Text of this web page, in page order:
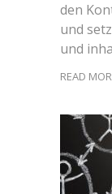
den
und
und
READ